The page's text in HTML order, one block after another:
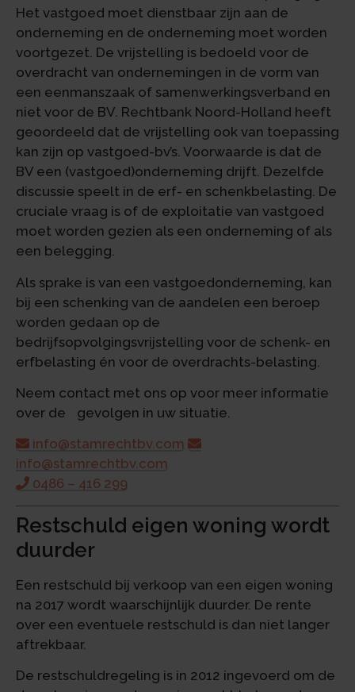
Het vastgoed moet dienstbaar zijn aan de
onderneming en de onderneming moet worden
voortgezet. De vrijstelling is bedoeld voor de
overdracht van ondernemingen in de vorm van
een eenmanszaak of samenwerkingsverband en
niet voor de BV. Rechtbank Noord-Holland heeft
geoordeeld dat de vrijstelling ook van toepassing
kan zijn op vastgoed-bv’s. Voorwaarde is dat de
BV een (vastgoed)onderneming drijft. Dezelfde
discussie speelt in de erf- en schenkbelasting. De
cruciale vraag is of de exploitatie van vastgoed
moet worden gezien als een onderneming of als
een belegging.
Als sprake is van een vastgoedonderneming, kan
bij een schenking van de aandelen een beroep
worden gedaan op de
bedrijfsopvolgingsvrijstelling voor de schenk- en
erfbelasting én voor de overdrachts-belasting.
Neem contact met ons op voor meer informatie
over de gevolgen in uw situatie.
info@stamrechtbv.com
info@stamrechtbv.com
0486 – 416 299
Restschuld eigen woning wordt
duurder
Een restschuld bij verkoop van een eigen woning
na 2017 wordt waarschijnlijk duurder. De rente
over een eventuele restschuld is dan niet langer
aftrekbaar.
De restschuldregeling is in 2012 ingevoerd om de